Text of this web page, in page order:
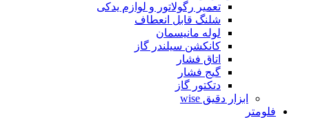
تعمیر رگولاتور و لوازم یدکی
شلنگ قابل انعطاف
لوله مانیسمان
کانکشن سیلندر گاز
اتاق فشار
گیج فشار
دتکتور گاز
ابزار دقیق wise
فلومتر